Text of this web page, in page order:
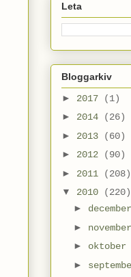
Leta
Bloggarkiv
► 2017
(1)
► 2014
(26)
► 2013
(60)
► 2012
(90)
► 2011
(208)
▼ 2010
(220)
► december
► november
► oktober
►